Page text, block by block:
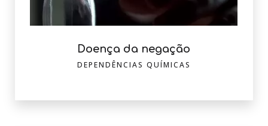
Doença da negação
DEPENDÊNCIAS QUÍMICAS